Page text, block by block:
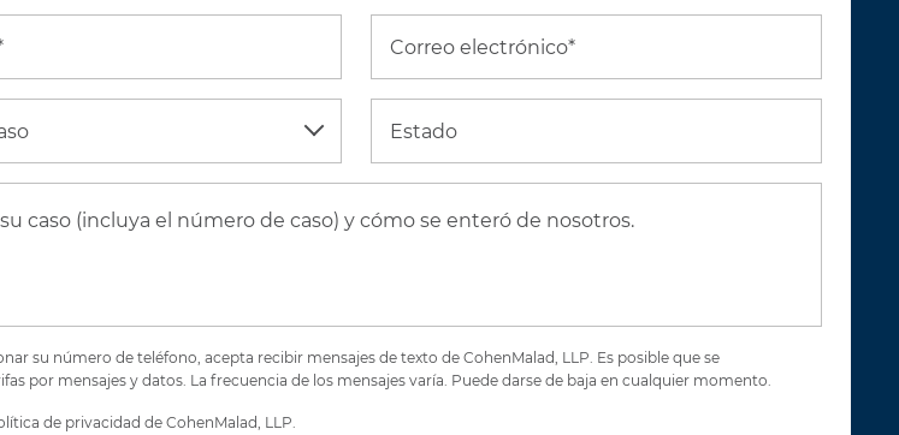
Correo electrónico*
Estado
su número de teléfono, acepta recibir mensajes de texto de CohenMalad, LLP. Es posible que se
por mensajes y datos. La frecuencia de los mensajes varía. Puede darse de baja en cualquier momento.
de privacidad de CohenMalad, LLP.